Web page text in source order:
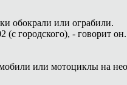
обокрали или ограбили.
(с городского), - говорит
или мотоциклы на